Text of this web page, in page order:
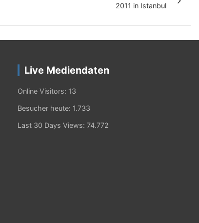
2011 in Istanbul
Live Mediendaten
Online Visitors: 13
Besucher heute: 1.733
Last 30 Days Views: 74.772